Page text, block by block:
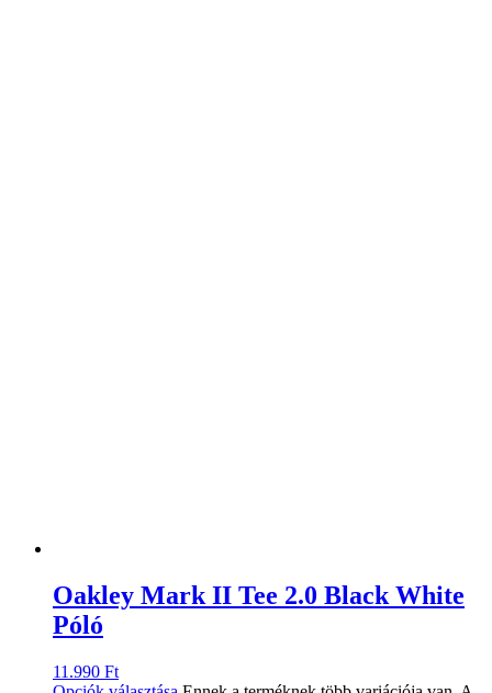
Oakley Mark II Tee 2.0 Black White
Póló
11.990 Ft